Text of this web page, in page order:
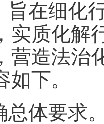
旨在细化
实质化解
营造法治
下。
总体要求